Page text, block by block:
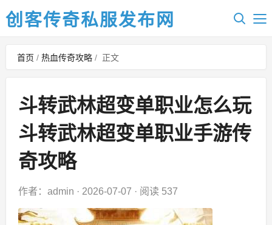
创客传奇私服发布网
首页 / 热血传奇攻略 / 正文
斗转武林超变单职业怎么玩
斗转武林超变单职业手游传
奇攻略
作者：admin · 2026-07-07 · 阅读 537